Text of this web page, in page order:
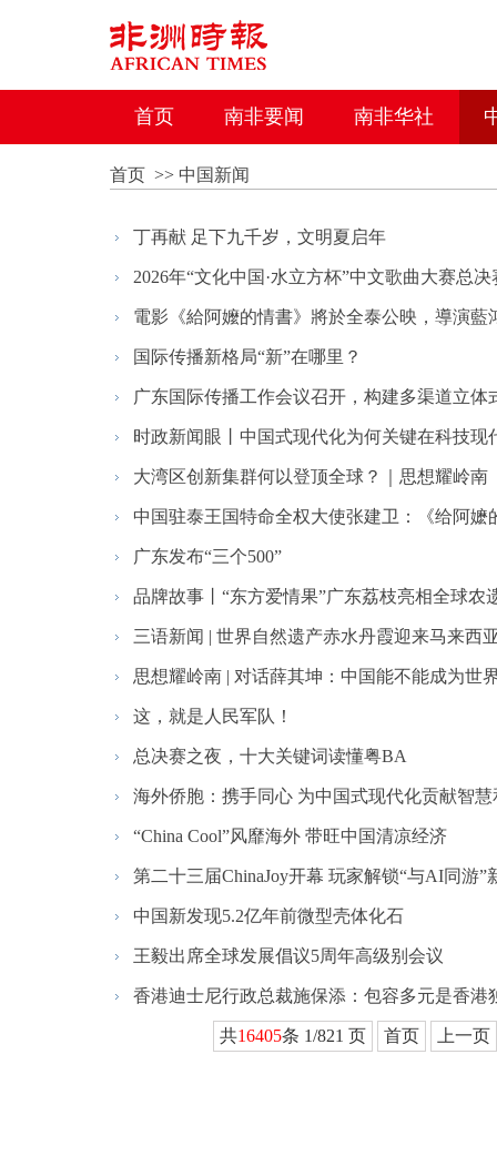
首页 南非要闻 南非华社
首页>> 中国新闻
丁再献 足下九千岁，文明夏启年
2026年“文化中国·水立方杯”中文歌曲大赛总
電影《給阿嬤的情書》將於全泰公映，導演藍
国际传播新格局“新”在哪里？
广东国际传播工作会议召开，构建多渠道立体
时政新闻眼丨中国式现代化为何关键在科技现
大湾区创新集群何以登顶全球？｜思想耀岭南
中国驻泰王国特命全权大使张建卫：《给阿嬷
广东发布“三个500”
品牌故事丨“东方爱情果”广东荔枝亮相全球农
三语新闻 | 世界自然遗产赤水丹霞迎来马来
思想耀岭南 | 对话薛其坤：中国能不能成为世
这，就是人民军队！
总决赛之夜，十大关键词读懂粤BA
海外侨胞：携手同心 为中国式现代化贡献智慧
“China Cool”风靡海外 带旺中国清凉经济
第二十三届ChinaJoy开幕 玩家解锁“与AI同游”
中国新发现5.2亿年前微型壳体化石
王毅出席全球发展倡议5周年高级别会议
香港迪士尼行政总裁施保添：包容多元是香港
共16405条 1/821 页 首页 上一页